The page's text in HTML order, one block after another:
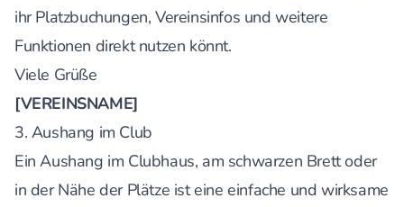
ihr Platzbuchungen, Vereinsinfos und weitere
Funktionen direkt nutzen könnt.
Viele Grüße
[VEREINSNAME]
3. Aushang im Club
Ein Aushang im Clubhaus, am schwarzen Brett oder
in der Nähe der Plätze ist eine einfache und wirksame